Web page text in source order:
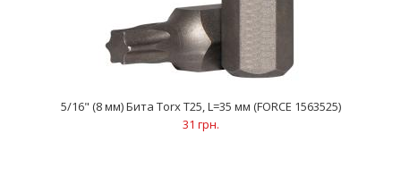
5/16" (8 мм) Бита Torx Т25, L=35 мм (FORCE 1563525)
31 грн.